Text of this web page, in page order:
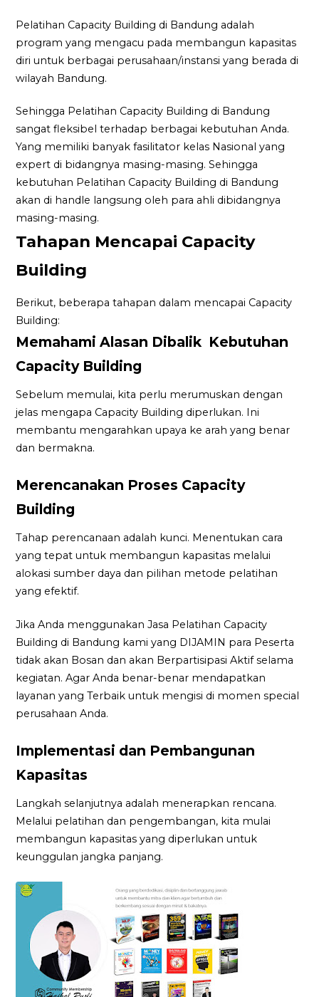
Pelatihan Capacity Building di Bandung adalah
program yang mengacu pada membangun kapasitas
diri untuk berbagai perusahaan/instansi yang berada di
wilayah Bandung.
Sehingga Pelatihan Capacity Building di Bandung
sangat fleksibel terhadap berbagai kebutuhan Anda.
Yang memiliki banyak fasilitator kelas Nasional yang
expert di bidangnya masing-masing. Sehingga
kebutuhan Pelatihan Capacity Building di Bandung
akan di handle langsung oleh para ahli dibidangnya
masing-masing.
Tahapan Mencapai Capacity
Building
Berikut, beberapa tahapan dalam mencapai Capacity
Building:
Memahami Alasan Dibalik Kebutuhan
Capacity Building
Sebelum memulai, kita perlu merumuskan dengan
jelas mengapa Capacity Building diperlukan. Ini
membantu mengarahkan upaya ke arah yang benar
dan bermakna.
Merencanakan Proses Capacity
Building
Tahap perencanaan adalah kunci. Menentukan cara
yang tepat untuk membangun kapasitas melalui
alokasi sumber daya dan pilihan metode pelatihan
yang efektif.
Jika Anda menggunakan Jasa Pelatihan Capacity
Building di Bandung kami yang DIJAMIN para Peserta
tidak akan Bosan dan akan Berpartisipasi Aktif selama
kegiatan. Agar Anda benar-benar mendapatkan
layanan yang Terbaik untuk mengisi di momen special
perusahaan Anda.
Implementasi dan Pembangunan
Kapasitas
Langkah selanjutnya adalah menerapkan rencana.
Melalui pelatihan dan pengembangan, kita mulai
membangun kapasitas yang diperlukan untuk
keunggulan jangka panjang.